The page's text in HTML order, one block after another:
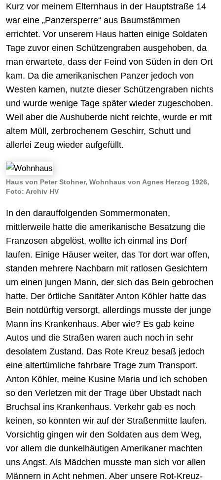
Kurz vor meinem Elternhaus in der Hauptstraße 14
war eine „Panzersperre“ aus Baumstämmen
errichtet. Vor unserem Haus hatten einige Soldaten
Tage zuvor einen Schützengraben ausgehoben, da
man erwartete, dass der Feind von Süden in den Ort
kam. Da die amerikanischen Panzer jedoch von
Westen kamen, nutzte dieser Schützengraben nichts
und wurde wenige Tage später wieder zugeschoben.
Weil aber die Aushuberde nicht reichte, wurde er mit
altem Müll, zerbrochenem Geschirr, Schutt und
allerlei Zeug wieder aufgefüllt.
Haus von Peter Stohner, Wohnhaus von Agnes Herzog 1926,
Foto: Archiv HV
In den darauffolgenden Sommermonaten,
mittlerweile hatte die amerikanische Besatzung die
Franzosen abgelöst, wollte ich einmal ins Dorf
laufen. Einige Häuser weiter, das Tor dort war offen,
standen mehrere Nachbarn mit ratlosen Gesichtern
um einen jungen Mann, der sich das Bein gebrochen
hatte. Der örtliche Sanitäter Anton Köhler hatte das
Bein notdürftig versorgt, allerdings musste der junge
Mann ins Krankenhaus. Aber wie? Es gab keine
Autos und die Straßen waren auch noch in sehr
desolatem Zustand. Das Rote Kreuz besaß jedoch
eine altertümliche fahrbare Trage zum Transport.
Anton Köhler, meine Kusine Maria und ich schoben
so den Verletzen mit der Trage über Ubstadt nach
Bruchsal ins Krankenhaus. Verkehr gab es noch
keinen, so konnten wir auf der Straßenmitte laufen.
Vorsichtig gingen wir den Soldaten aus dem Weg,
vor allem die dunkelhäutigen Amerikaner machten
uns Angst. Als Mädchen musste man sich vor allen
Männern in Acht nehmen. Aber unsere Rot-Kreuz-